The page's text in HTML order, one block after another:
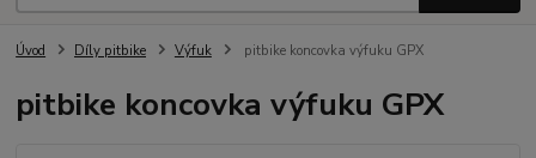
Úvod Díly pitbike Výfuk pitbike koncovka výfuku GPX
pitbike koncovka výfuku GPX